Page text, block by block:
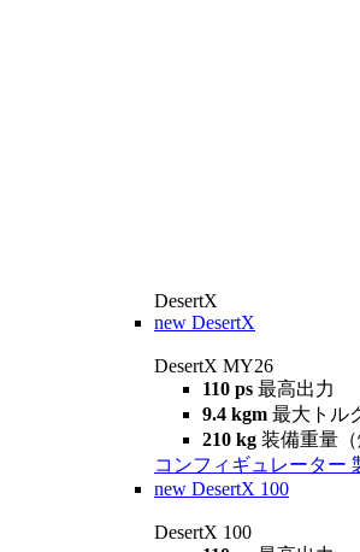
DesertX
new DesertX
DesertX MY26
110 ps 最高出力
9.4 kgm 最大トル
210 kg 装備重量（
コンフィギュレーター
new DesertX 100
DesertX 100